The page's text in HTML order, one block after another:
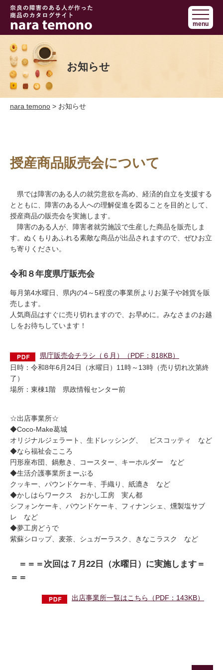
奈良で障害の
ある人の手作
り商品 nara
temono
menu
お知らせ
nara temono > お知らせ
授産商品販売会について
県では障害のある人の就労意欲を高め、経済的自立を支援する
とともに、障害のある人への理解促進を図ることを目的として、
授産商品の販売会を実施します。
障害のある人が、障害者就労施設で生産した商品を販売しま
す。ぬくもりあふれる素敵な商品が出品されますので、ぜひお立
ち寄りください。
令和８年度県庁販売会
毎月第4水曜日、県内の4～5程度の事業所よりお菓子や雑貨を販
売します。
人気商品はすぐに売り切れますので、お早めに。みなさまのお越
しをお待ちしています！
県庁販売会チラシ（６月）（PDF：818KB）
日時：令和8年6月24日（水曜日）11時～13時（売り切れ次第終
了）
場所：東棟1階 県政情報センター前
☆出店事業所☆
◆Coco-Make葛城
オリジナルジェラート、生ドレッシング、 ビスコッティ など
◆なら福祉会こころ
円形座布団、鍋敷き、コースター、キーホルダー など
◆生活介護事業所まーぶる
クッキー、パウンドケーキ、手織り、紙漉き など
◆かしはらワークス おかし工房 実ん都
シフォンケーキ、パウンドケーキ、フィナンシェ、燻製塩サブ
レ など
◆夢工房どうで
紫蘇シロップ、麦茶、シュガーラスク、きなこラスク など
＝＝＝次回は７月22日（水曜日）に実施します＝
＝＝
出店事業所一覧はこちら（PDF：143KB）